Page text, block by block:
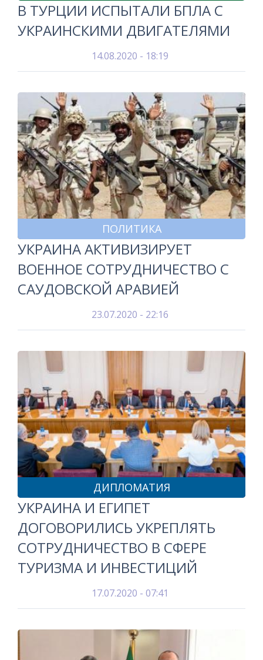
В ТУРЦИИ ИСПЫТАЛИ БПЛА С
УКРАИНСКИМИ ДВИГАТЕЛЯМИ
14.08.2020 - 18:19
ПОЛИТИКА
УКРАИНА АКТИВИЗИРУЕТ
ВОЕННОЕ СОТРУДНИЧЕСТВО С
САУДОВСКОЙ АРАВИЕЙ
23.07.2020 - 22:16
ДИПЛОМАТИЯ
УКРАИНА И ЕГИПЕТ
ДОГОВОРИЛИСЬ УКРЕПЛЯТЬ
СОТРУДНИЧЕСТВО В СФЕРЕ
ТУРИЗМА И ИНВЕСТИЦИЙ
17.07.2020 - 07:41